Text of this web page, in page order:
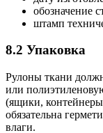
обозначение
штамп
8.2 Упаковка
Рулоны ткани
или
(ящики,
обязательна
влаги.